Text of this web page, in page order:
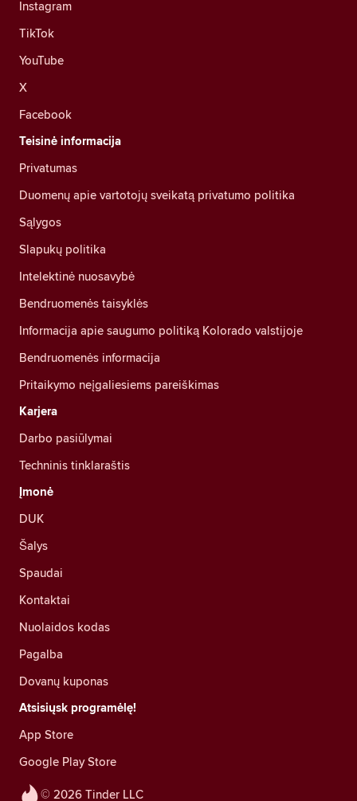
© 2026 Tinder LLC
Instagram
TikTok
YouTube
X
Facebook
Teisinė informacija
Privatumas
Duomenų apie vartotojų sveikatą privatumo politika
Sąlygos
Slapukų politika
Intelektinė nuosavybė
Bendruomenės taisyklės
Informacija apie saugumo politiką Kolorado valstijoje
Bendruomenės informacija
Pritaikymo neįgaliesiems pareiškimas
Karjera
Darbo pasiūlymai
Techninis tinklaraštis
Įmonė
DUK
Šalys
Spaudai
Kontaktai
Nuolaidos kodas
Pagalba
Dovanų kuponas
Atsisiųsk programėlę!
App Store
Google Play Store